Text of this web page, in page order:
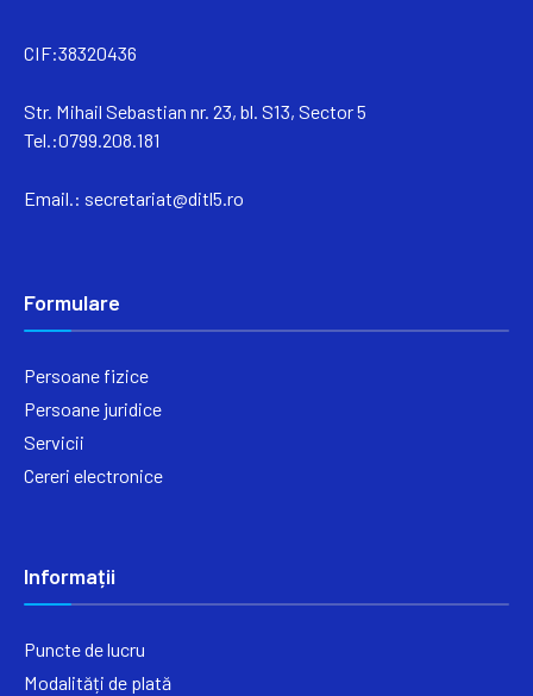
CIF:38320436
Str. Mihail Sebastian nr. 23, bl. S13, Sector 5
Tel.:0799.208.181
Email.: secretariat@ditl5.ro
Formulare
Persoane fizice
Persoane juridice
Servicii
Cereri electronice
Informații
Puncte de lucru
Modalități de plată